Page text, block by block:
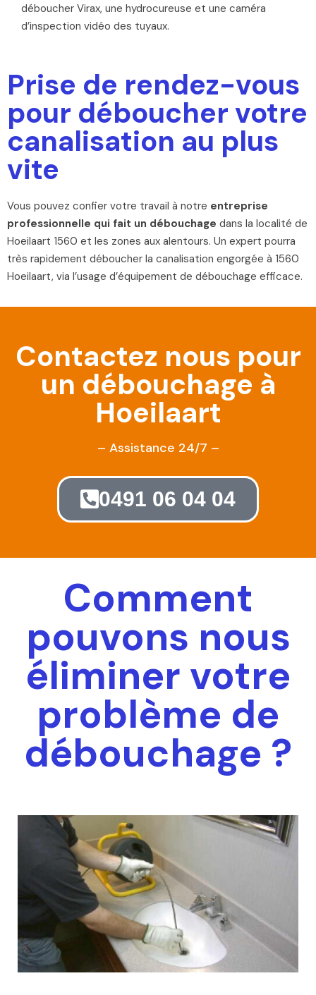
déboucher Virax, une hydrocureuse et une caméra
d’inspection vidéo des tuyaux.
Prise de rendez-vous
pour déboucher votre
canalisation au plus
vite
Vous pouvez confier votre travail à notre entreprise
professionnelle qui fait un débouchage dans la localité de
Hoeilaart 1560 et les zones aux alentours. Un expert pourra
très rapidement déboucher la canalisation engorgée à 1560
Hoeilaart, via l’usage d’équipement de débouchage efficace.
Contactez nous pour
un débouchage à
Hoeilaart
– Assistance 24/7 –
0491 06 04 04
Comment
pouvons nous
éliminer votre
problème de
débouchage ?